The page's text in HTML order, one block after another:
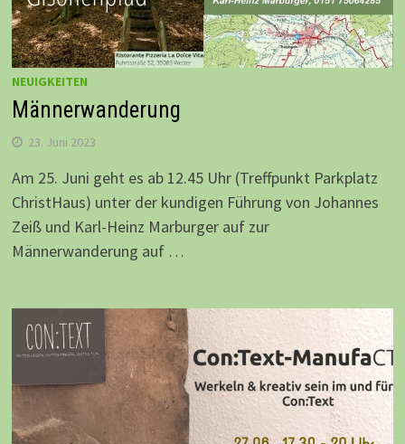
NEUIGKEITEN
Männerwanderung
23. Juni 2023
Am 25. Juni geht es ab 12.45 Uhr (Treffpunkt Parkplatz
ChristHaus) unter der kundigen Führung von Johannes
Zeiß und Karl-Heinz Marburger auf zur
Männerwanderung auf …